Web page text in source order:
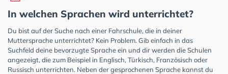
In welchen Sprachen wird unterrichtet?
Du bist auf der Suche nach einer Fahrschule, die in deiner
Muttersprache unterrichtet? Kein Problem. Gib einfach in das
Suchfeld deine bevorzugte Sprache ein und dir werden die Schulen
angezeigt, die zum Beispiel in Englisch, Türkisch, Französisch oder
Russisch unterrichten. Neben der gesprochenen Sprache kannst du